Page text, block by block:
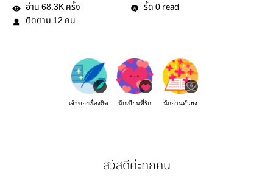
อ่าน 68.3K ครั้ง รี้ด 0 read
ติดตาม 12 คน
เจ้าของเรื่องฮิต นักเขียนที่รัก นักอ่านตัวยง
สวัสดีค่ะทุกคน